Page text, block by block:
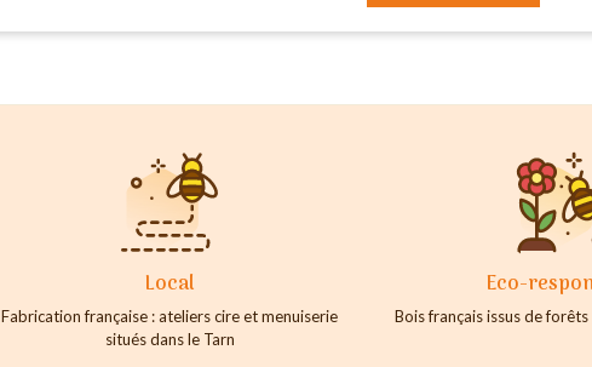
Local
Fabrication française : ateliers cire et menuiserie
situés dans le Tarn
Eco-
Bois français issus de